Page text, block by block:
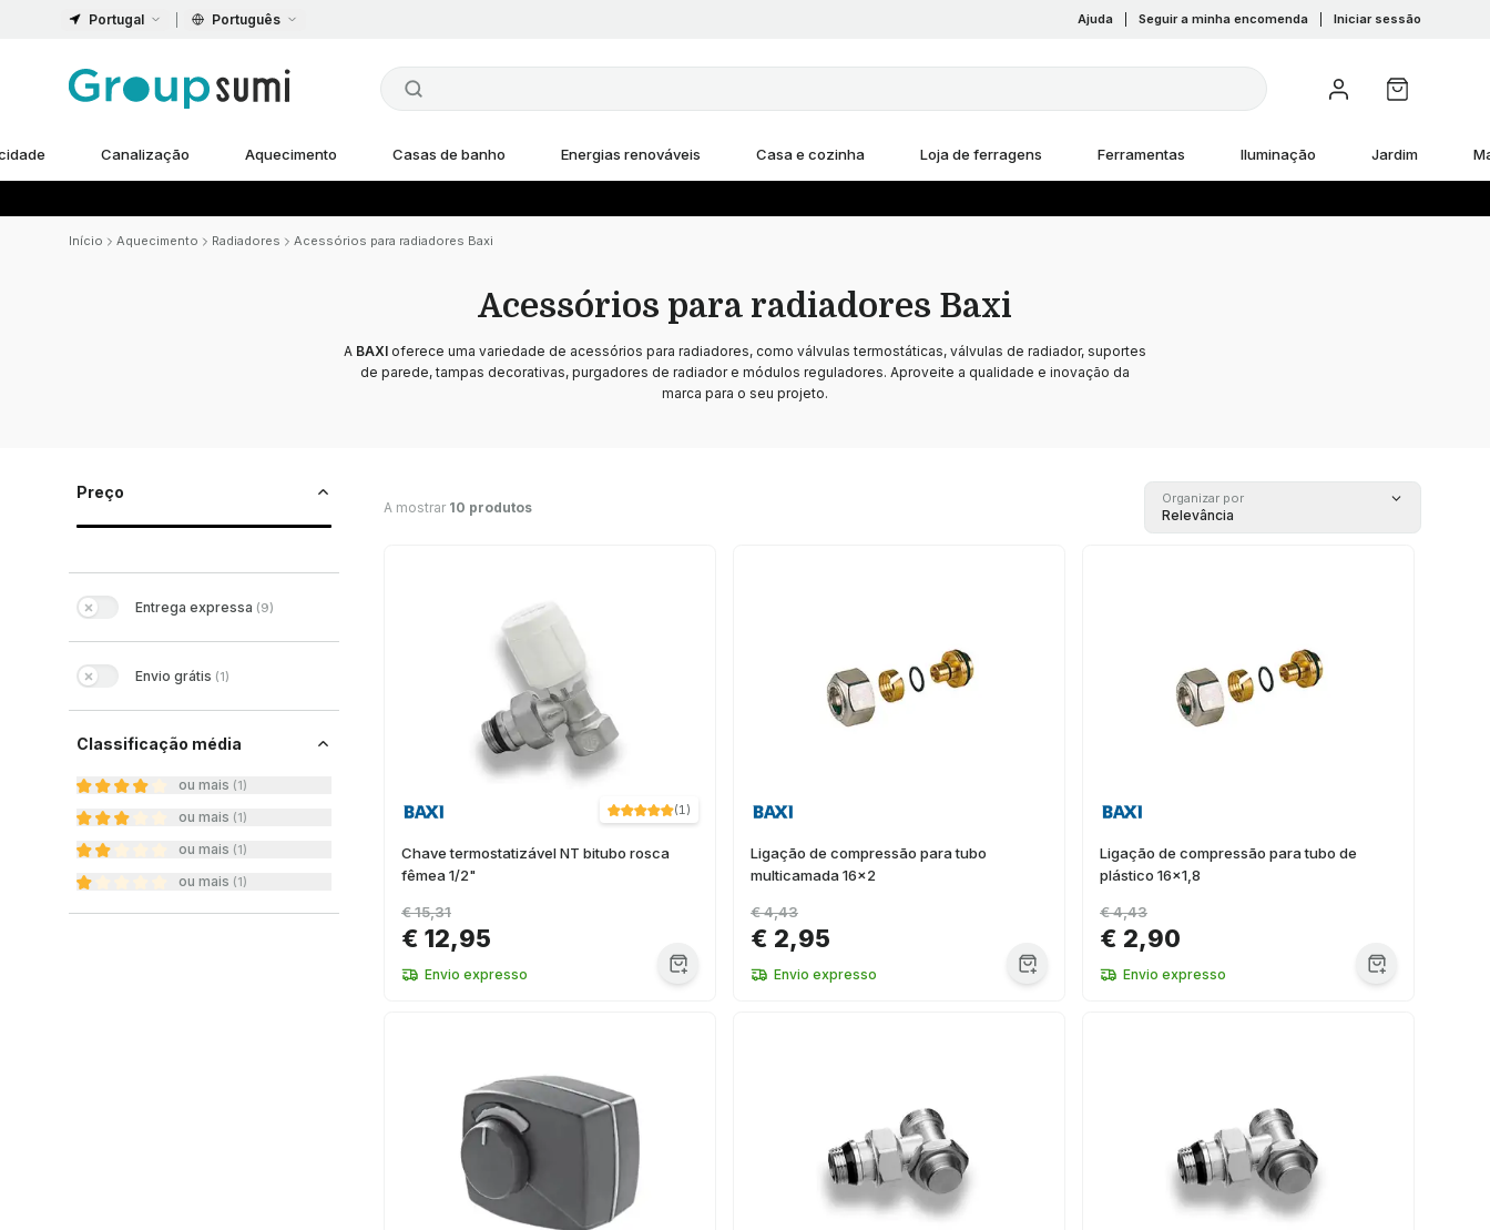
Portugal Português Ajuda Seguir a minha encomenda Iniciar sessão
Canalização Aquecimento Casas de banho Energias renováveis Casa e cozinha Loja de ferragens Ferramentas Iluminação Jardim
Início Aquecimento Radiadores Acessórios para radiadores Baxi
Acessórios para radiadores Baxi
A BAXI oferece uma variedade de acessórios para radiadores, como válvulas termostáticas, válvulas de radiador, suportes
de parede, tampas decorativas, purgadores de radiador e módulos reguladores. Aproveite a qualidade e inovação da
marca para o seu projeto.
Preço
Entrega expressa (9)
Envio grátis (1)
Classificação média
ou mais (1)
ou mais (1)
ou mais (1)
ou mais (1)
A mostrar 10 produtos
Organizar por
Relevância
(1)
Chave termostatizável NT bitubo rosca
fêmea 1/2"
€ 12,95
€ 15,31
Envio expresso
Ligação de compressão para tubo
multicamada 16x2
€ 2,95
€ 4,43
Envio expresso
Ligação de compressão para tubo de
plástico 16x1,8
€ 2,90
€ 4,43
Envio expresso